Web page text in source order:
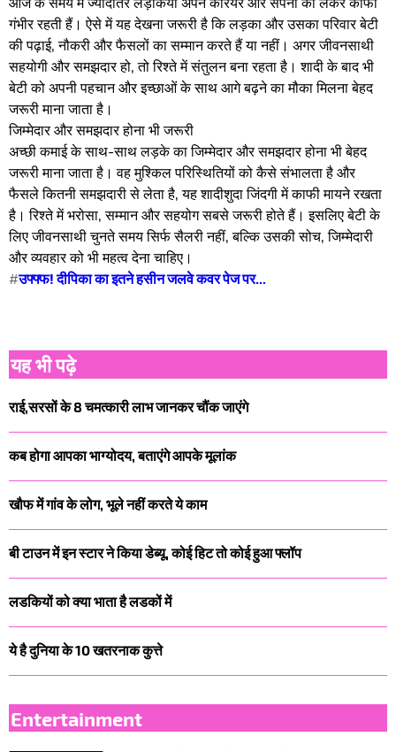
गंभीर रहती हैं। ऐसे में यह देखना जरूरी है कि लड़का और उसका परिवार बेटी
की पढ़ाई, नौकरी और फैसलों का सम्मान करते हैं या नहीं। अगर जीवनसाथी
सहयोगी और समझदार हो, तो रिश्ते में संतुलन बना रहता है। शादी के बाद भी
बेटी को अपनी पहचान और इच्छाओं के साथ आगे बढ़ने का मौका मिलना बेहद
जरूरी माना जाता है।
जिम्मेदार और समझदार होना भी जरूरी
अच्छी कमाई के साथ-साथ लड़के का जिम्मेदार और समझदार होना भी बेहद
जरूरी माना जाता है। वह मुश्किल परिस्थितियों को कैसे संभालता है और
फैसले कितनी समझदारी से लेता है, यह शादीशुदा जिंदगी में काफी मायने रखता
है। रिश्ते में भरोसा, सम्मान और सहयोग सबसे जरूरी होते हैं। इसलिए बेटी के
लिए जीवनसाथी चुनते समय सिर्फ सैलरी नहीं, बल्कि उसकी सोच, जिम्मेदारी
और व्यवहार को भी महत्व देना चाहिए।
#उफ्फ्फ! दीपिका का इतने हसीन जलवे कवर पेज पर...
यह भी पढ़े
राई,सरसों के 8 चमत्कारी लाभ जानकर चौंक जाएंगे
कब होगा आपका भाग्योदय, बताएंगे आपके मूलांक
खौफ में गांव के लोग, भूले नहीं करते ये काम
बी टाउन में इन स्टार ने किया डेब्यू, कोई हिट तो कोई हुआ फ्लॉप
लडकियों को क्या भाता है लडकों में
ये है दुनिया के 10 खतरनाक कुत्ते
Entertainment